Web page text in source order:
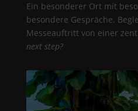
Ein besonderer Ort mit
besondere Gespräche.
Messeauftritt von einer
next step?